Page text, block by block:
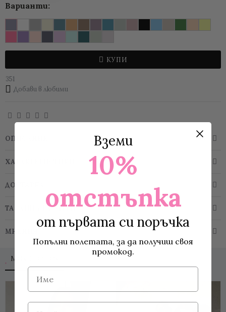
Варианти:
КУПИ
351
Добави в любими
ОПИСАНИЕ
ХАРАКТЕРИСТИКИ
ДОСТАВКА
ТАБЛИЦА РАЗМЕРИ
МНЕНИЯ
MORE TO LOVE
Вземи
10%
отстъпка
от първата си поръчка
Попълни полетата, за да получиш своя
промокод.
Име
Имейл